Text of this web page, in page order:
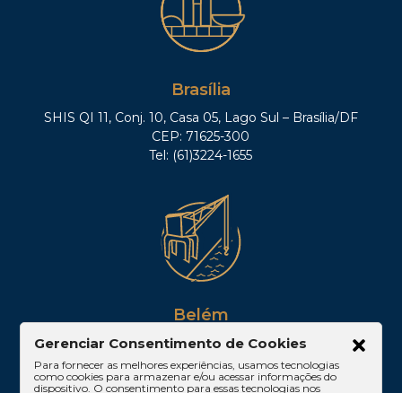
Brasília
SHIS QI 11, Conj. 10, Casa 05, Lago Sul – Brasília/DF
CEP: 71625-300
Tel: (61)3224-1655
Belém
Av. Visconde de Souza Franco, 05, Sala 2102 –
Edifício Quadra Corporate, Umarizal – Belém/PA
CEP: 66053-000
Gerenciar Consentimento de Cookies
Para fornecer as melhores experiências, usamos tecnologias
como cookies para armazenar e/ou acessar informações do
dispositivo. O consentimento para essas tecnologias nos